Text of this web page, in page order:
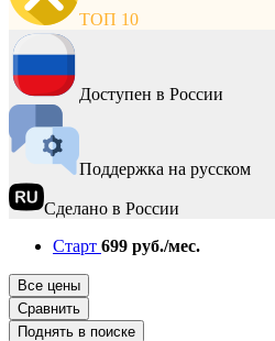
ТОП 10
Доступен в России
Поддержка на русском
Сделано в России
Старт 699 руб./мес.
Все цены
Сравнить
Поднять в поиске